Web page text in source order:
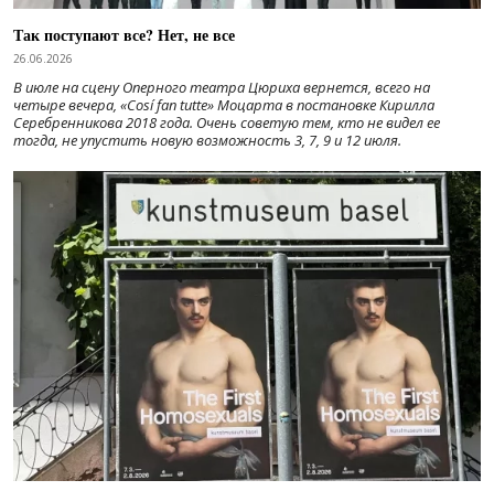
Так поступают все? Нет, не все
26.06.2026
В июле на сцену Оперного театра Цюриха вернется, всего на
четыре вечера, «Cosí fan tutte» Моцарта в постановке Кирилла
Серебренникова 2018 года. Очень советую тем, кто не видел ее
тогда, не упустить новую возможность 3, 7, 9 и 12 июля.